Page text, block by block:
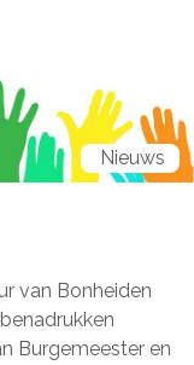
Nieuws
van Bonheiden
Burgemeester en